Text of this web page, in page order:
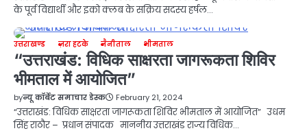
के पूर्व विद्यार्थी और इको क्लब के सक्रिय सदस्य हर्षल…
उत्तराखण्ड ज़रा हटके नैनीताल भीमताल
“उत्तराखंड: विधिक साक्षरता जागरूकता शिविर
भीमताल में आयोजित”
byन्यू कॉर्बेट समाचार डेस्क February 21, 2024
“उत्तराखंड: विधिक साक्षरता जागरूकता शिविर भीमताल में आयोजित” उधम
सिंह राठौर – प्रधान संपादक माननीय उत्तराखंड राज्य विधिक…